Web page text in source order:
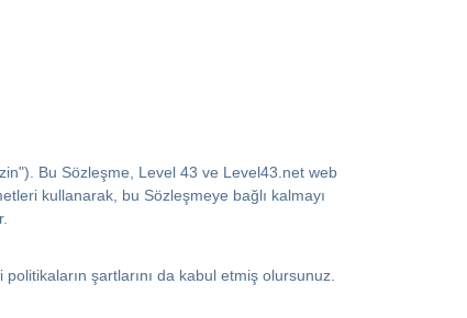
Bu Sözleşme, Level 43 ve Level43.net web
kullanarak, bu Sözleşmeye bağlı kalmayı
şartlarını da kabul etmiş olursunuz.